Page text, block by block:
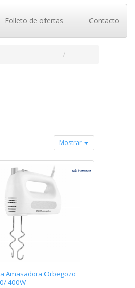
Folleto de ofertas Contacto
Mostrar
Amasadora Orbegozo
400W